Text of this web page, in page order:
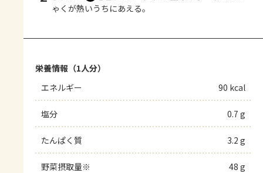
ゃくが熱いうちにあえる。
栄養情報（1人分）
エネルギー
90 kcal
塩分 0.7 g
たんぱく質 3.2 g
野菜摂取量※ 48 g